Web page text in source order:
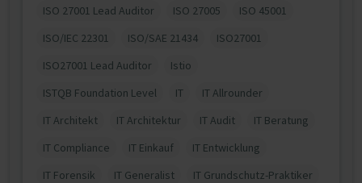
ISO 27001 Lead Auditor
ISO 27005
ISO 45001
ISO/IEC 22301
ISO/SAE 21434
ISO27001
ISO27001 Lead Auditor
Istio
ISTQB Foundation Level
IT
IT Allrounder
IT Architekt
IT Architektur IT Audit
IT Beratung
IT Compliance
IT Einkauf
IT Entwicklung
IT Forensik
IT Generalist
IT Grundschutz-Praktiker